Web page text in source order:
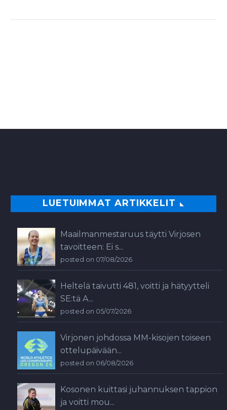
LUETUIMMAT ARTIKKELIT
Maailmanmestaruus täytti Virjosen
tavoitteen: Ei s...
posted on 07/08/2026
Heltelä taivutti 481, voitti ja hätyytteli
SE:tä A...
posted on 05/07/2026
Virjonen johdossa MM-kisojen toiseen
ottelupäivään...
posted on 06/08/2026
Kosonen kuittasi juhannuksen tappion
ja voitti mou...